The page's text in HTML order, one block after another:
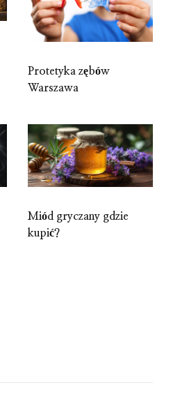
Protetyka zębów
Warszawa
Miód gryczany gdzie
kupić?